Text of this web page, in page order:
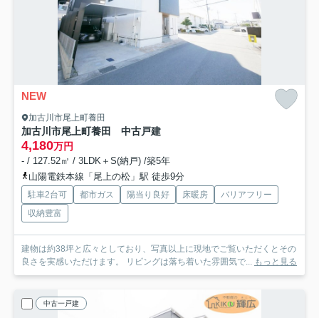
NEW
加古川市尾上町養田
加古川市尾上町養田 中古戸建
4,180万円
- / 127.52㎡ / 3LDK＋S(納戸) /築5年
山陽電鉄本線「尾上の松」駅 徒歩9分
駐車2台可 都市ガス 陽当り良好 床暖房
バリアフリー
収納豊富
建物は約38坪と広々としており、写真以上に現地でご覧いただくとその
良さを実感いただけます。 リビングは落ち着いた雰囲気で... もっと見る
中古一戸建